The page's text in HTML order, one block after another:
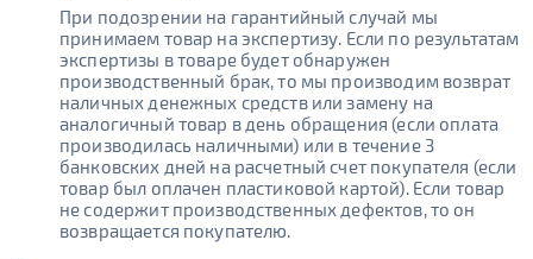
При подозрении на гарантийный случай мы
принимаем товар на экспертизу. Если по результатам
экспертизы в товаре будет обнаружен
производственный брак, то мы производим возврат
наличных денежных средств или замену на
аналогичный товар в день обращения (если оплата
производилась наличными) или в течение 3
банковских дней на расчетный счет покупателя (если
товар был оплачен пластиковой картой). Если товар
не содержит производственных дефектов, то он
возвращается покупателю.